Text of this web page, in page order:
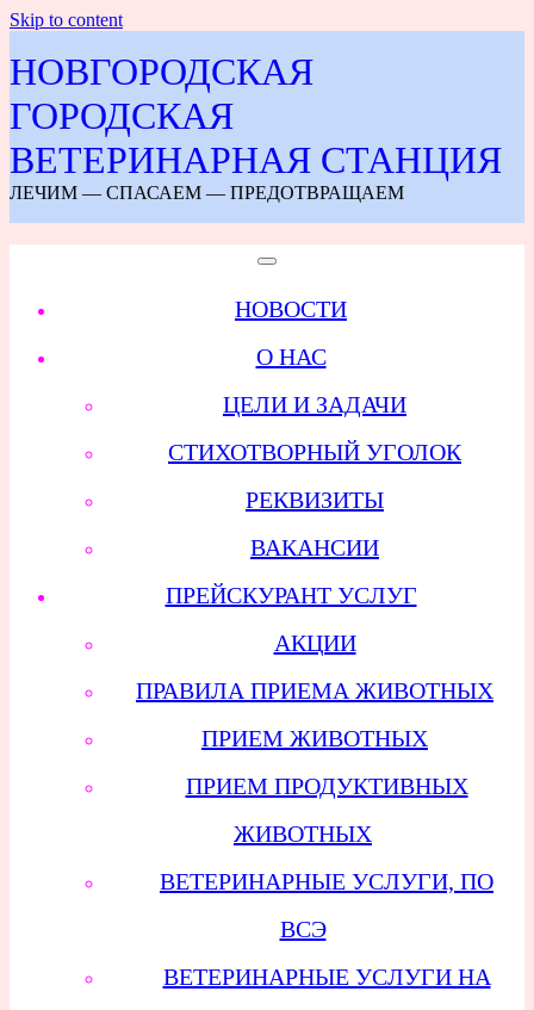
Skip to content
НОВГОРОДСКАЯ
ГОРОДСКАЯ
ВЕТЕРИНАРНАЯ СТАНЦИЯ
ЛЕЧИМ — СПАСАЕМ — ПРЕДОТВРАЩАЕМ
НОВОСТИ
О НАС
ЦЕЛИ И ЗАДАЧИ
СТИХОТВОРНЫЙ УГОЛОК
РЕКВИЗИТЫ
ВАКАНСИИ
ПРЕЙСКУРАНТ УСЛУГ
АКЦИИ
ПРАВИЛА ПРИЕМА ЖИВОТНЫХ
ПРИЕМ ЖИВОТНЫХ
ПРИЕМ ПРОДУКТИВНЫХ
ЖИВОТНЫХ
ВЕТЕРИНАРНЫЕ УСЛУГИ, ПО
ВСЭ
ВЕТЕРИНАРНЫЕ УСЛУГИ НА